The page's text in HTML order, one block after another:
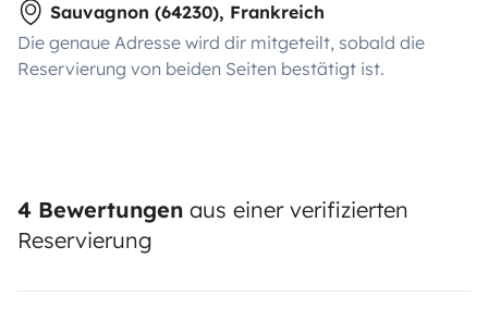
Sauvagnon (64230), Frankreich
Die genaue Adresse wird dir mitgeteilt, sobald die
Reservierung von beiden Seiten bestätigt ist.
4 Bewertungen aus einer verifizierten
Reservierung